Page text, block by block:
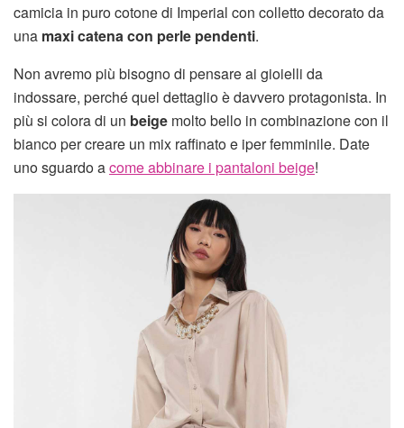
camicia in puro cotone di Imperial con colletto decorato da
una maxi catena con perle pendenti.
Non avremo più bisogno di pensare ai gioielli da
indossare, perché quel dettaglio è davvero protagonista. In
più si colora di un beige molto bello in combinazione con il
bianco per creare un mix raffinato e iper femminile. Date
uno sguardo acome abbinare i pantaloni beige!